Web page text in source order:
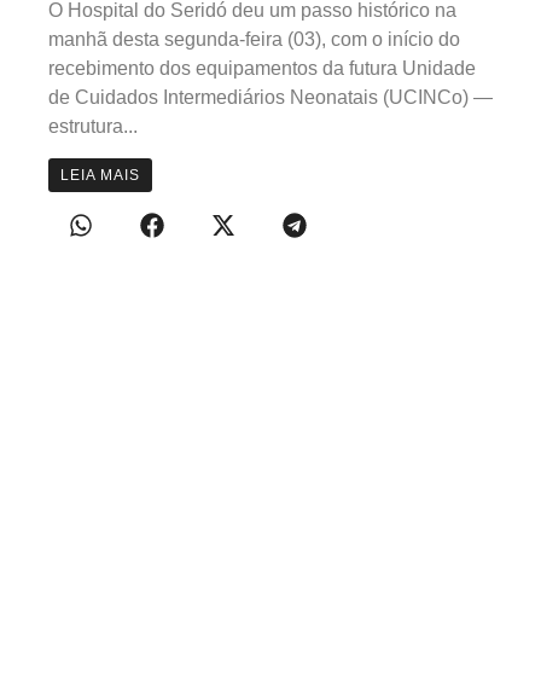
O Hospital do Seridó deu um passo histórico na
manhã desta segunda-feira (03), com o início do
recebimento dos equipamentos da futura Unidade
de Cuidados Intermediários Neonatais (UCINCo) —
estrutura...
LEIA MAIS